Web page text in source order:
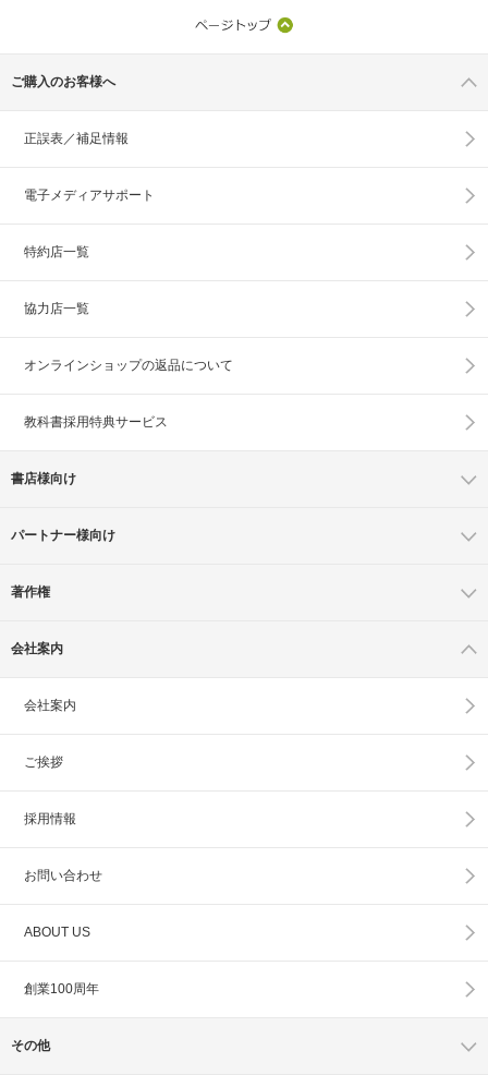
ご購入のお客様へ
正誤表／補足情報
電子メディアサポート
特約店一覧
協力店一覧
オンラインショップの返品について
教科書採用特典サービス
書店様向け
パートナー様向け
著作権
会社案内
会社案内
ご挨拶
採用情報
お問い合わせ
ABOUT US
創業100周年
その他